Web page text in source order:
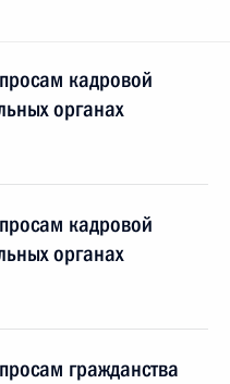
кадровой
органах
кадровой
органах
гражданства